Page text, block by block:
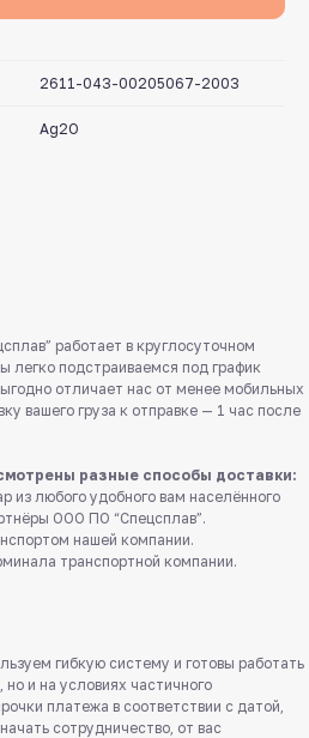
2611-043-00205067-2003
Ag2O
работает в круглосуточном
подстраиваемся под график
отличает нас от менее мобильных
вашего груза к отправке — 1 час после
разные способы доставки:
из любого удобного вам населённого
ООО ПО “Спецсплав”.
нашей компании.
транспортной компании.
гибкую систему и готовы работать
и на условиях частичного
платежа в соответствии с датой,
сотрудничество, от вас